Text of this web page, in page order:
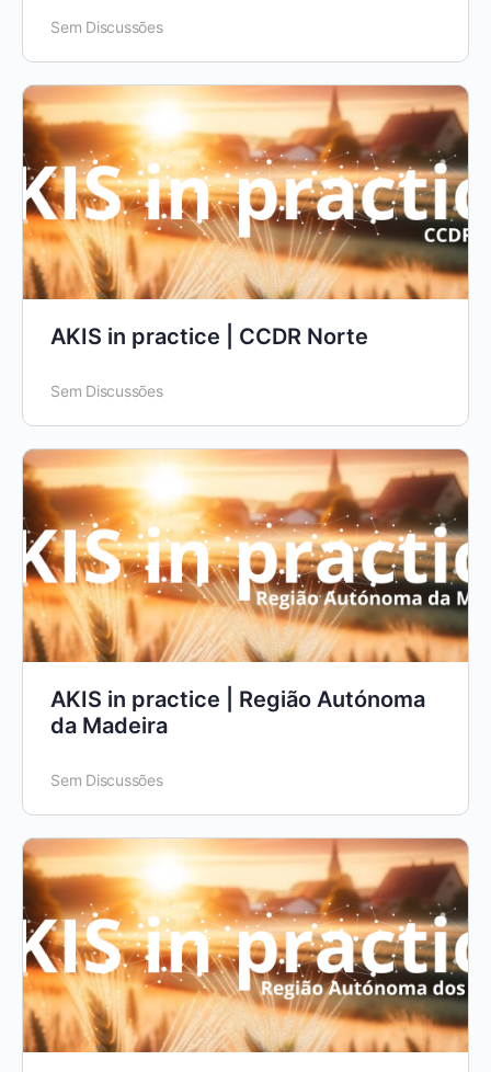
Sem Discussões
AKIS in practice | CCDR Norte
Sem Discussões
AKIS in practice | Região Autónoma
da Madeira
Sem Discussões